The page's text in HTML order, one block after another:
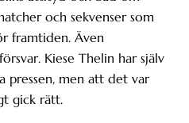
och sekvenser som
framtiden. Även
Kiese Thelin har själv
pressen, men att det var
gick rätt.